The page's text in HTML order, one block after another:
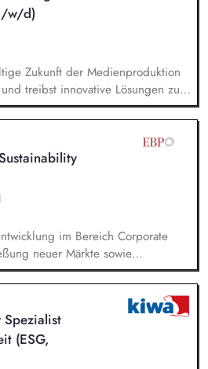
und Veranstaltungen im
aktiv dazu bei, unsere Marke in
w/d)
Zukunft der Medienproduktion
treibst innovative Lösungen zur
voran. Dein Fokus liegt auf der
von TV-
Co2e-Fußabdruck,
zur emissionsfreien
der Koordination interner und
im Bereich Corporate
neuer Märkte sowie
Dabei arbeitest du eng
zusammen und entwickelst
Projektleiter*innen weiter.
vor allem:
Partnermanagement
Neukunden und Projekten.
(ESG,